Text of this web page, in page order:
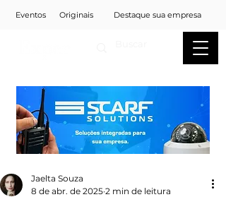
Eventos Originais Destaque sua empresa
Jaelta Souza
8 de abr. de 2025 2 min de leitura